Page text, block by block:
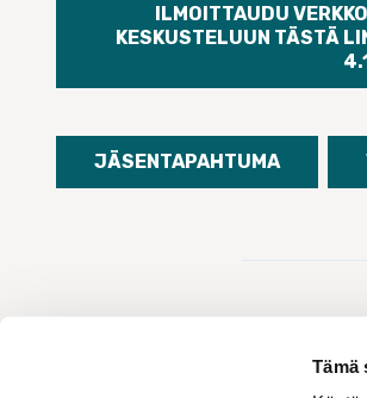
Tämä
ILMOITTAUDU
KESKUSTELUUN TÄSTÄ
JÄSENTAPAHTUMA